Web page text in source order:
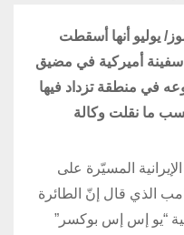
الولايات المتحدة في 18 تموز/ يوليو أنها أسقطت
سفينة أميركية في مضيق
في منطقة تزداد فيها
ما نقلت وكالة
المسيّرة على
الذي قال إنّ الطائرة
“يو إس إس بوكسر”